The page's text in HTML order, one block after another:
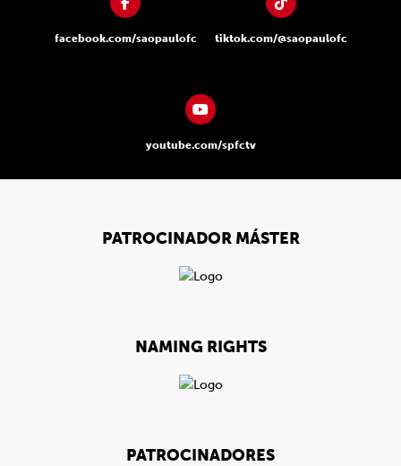
facebook.com/saopaulofc tiktok.com/@saopaulofc
youtube.com/spfctv
PATROCINADOR MÁSTER
NAMING RIGHTS
PATROCINADORES